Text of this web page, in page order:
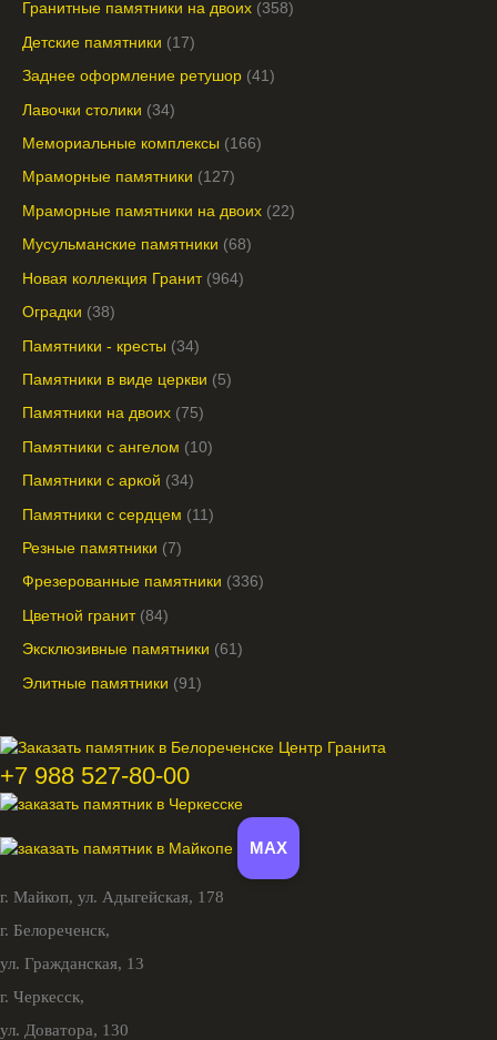
Гранитные памятники на двоих 358
Детские памятники 17
Заднее оформление ретушор 41
Лавочки столики 34
Мемориальные комплексы 166
Мраморные памятники 127
Мраморные памятники на двоих 22
Мусульманские памятники 68
Новая коллекция Гранит 964
Оградки 38
Памятники - кресты 34
Памятники в виде церкви 5
Памятники на двоих 75
Памятники с ангелом 10
Памятники с аркой 34
Памятники с сердцем 11
Резные памятники 7
Фрезерованные памятники 336
Цветной гранит 84
Эксклюзивные памятники 61
Элитные памятники 91
+7 988 527-80-00
MAX
г. Майкоп, ул. Адыгейская, 178
г. Белореченск,
ул. Гражданская, 13
г. Черкесск,
ул. Доватора, 130